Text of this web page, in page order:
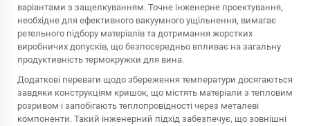
варіантами з защелкуванням. Точне інженерне проектування,
необхідне для ефективного вакуумного ущільнення, вимагає
ретельного підбору матеріалів та дотримання жорстких
виробничих допусків, що безпосередньо впливає на загальну
продуктивність термокружки для вина.
Додаткові переваги щодо збереження температури досягаються
завдяки конструкціям кришок, що містять матеріали з тепловим
розривом і запобігають теплопровідності через металеві
компоненти. Такий інженерний підхід забезпечує, що зовнішні